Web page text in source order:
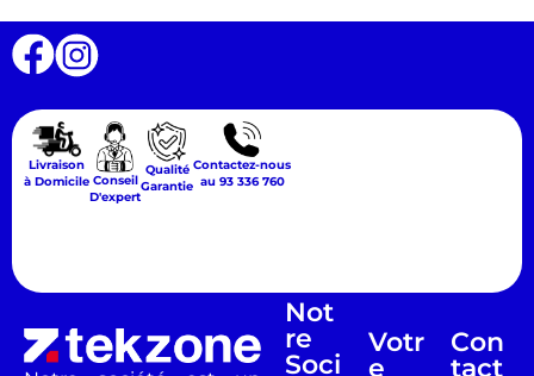
Livraison
à Domicile Conseil
D'expert
Qualité
Garantie
Contactez-nous
au 93 336 760
Not
Re
Soci
Votr
E
Con
Tact